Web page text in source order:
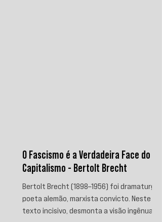
O Fascismo é a Verdadeira Face do
Capitalismo - Bertolt Brecht
Bertolt Brecht (1898–1956) foi dramaturgo e
poeta alemão, marxista convicto. Neste
texto incisivo, desmonta a visão ingênua